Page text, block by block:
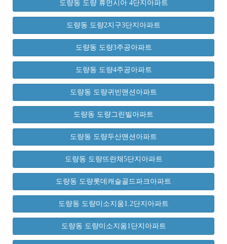
도량동 도량 휴먼시아 4단지아파트
도량동 도량2지구3단지아파트
도량동 도량3주공아파트
도량동 도량4주공아파트
도량동 도량귀빈맨션아파트
도량동 도량그린빌아파트
도량동 도량두산맨션아파트
도량동 도량뜨란채5단지아파트
도량동 도량롯데캐슬골드파크아파트
도량동 도량미소지움1.2단지아파트
도량동 도량미소지움1단지아파트